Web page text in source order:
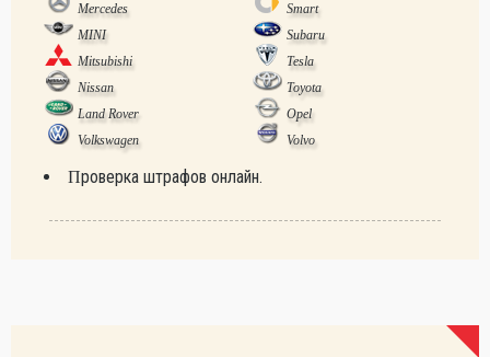
Mercedes
Smart
MINI
Subaru
Mitsubishi
Tesla
Nissan
Toyota
Land Rover
Opel
Volkswagen
Volvo
Проверка штрафов онлайн.